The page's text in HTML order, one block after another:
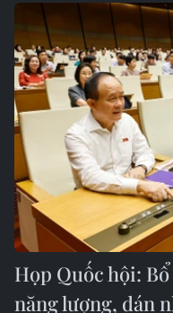
Họp Quốc hội:
năng lượng, dán